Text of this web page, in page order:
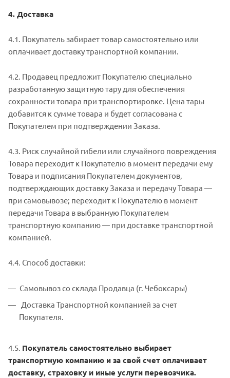
4. Доставка
4.1. Покупатель забирает товар самостоятельно или
оплачивает доставку транспортной компании.
4.2. Продавец предложит Покупателю специально
разработанную защитную тару для обеспечения
сохранности товара при транспортировке. Цена тары
добавится к сумме товара и будет согласована с
Покупателем при подтверждении Заказа.
4.3. Риск случайной гибели или случайного повреждения
Товара переходит к Покупателю в момент передачи ему
Товара и подписания Покупателем документов,
подтверждающих доставку Заказа и передачу Товара —
при самовывозе; переходит к Покупателю в момент
передачи Товара в выбранную Покупателем
транспортную компанию — при доставке транспортной
компанией.
4.4. Способ доставки:
Самовывоз со склада Продавца (г. Чебоксары)
Доставка Транспортной компанией за счет
Покупателя.
4.5. Покупатель самостоятельно выбирает
транспортную компанию и за свой счет оплачивает
доставку, страховку и иные услуги перевозчика.